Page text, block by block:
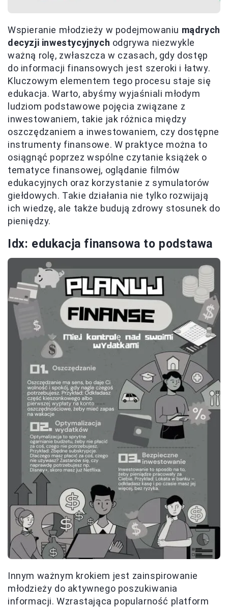
Wspieranie młodzieży w podejmowaniu mądrych
decyzji inwestycyjnych odgrywa niezwykle
ważną rolę, zwłaszcza w czasach, gdy dostęp
do informacji finansowych jest szeroki i łatwy.
Kluczowym elementem tego procesu staje się
edukacja. Warto, abyśmy wyjaśniali młodym
ludziom podstawowe pojęcia związane z
inwestowaniem, takie jak różnica między
oszczędzaniem a inwestowaniem, czy dostępne
instrumenty finansowe. W praktyce można to
osiągnąć poprzez wspólne czytanie książek o
tematyce finansowej, oglądanie filmów
edukacyjnych oraz korzystanie z symulatorów
giełdowych. Takie działania nie tylko rozwijają
ich wiedzę, ale także budują zdrowy stosunek do
pieniędzy.
Idx: edukacja finansowa to podstawa
Innym ważnym krokiem jest zainspirowanie
młodzieży do aktywnego poszukiwania
informacji. Wzrastająca popularność platform